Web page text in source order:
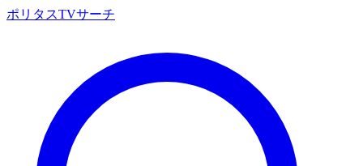
ポリタスTVサーチ